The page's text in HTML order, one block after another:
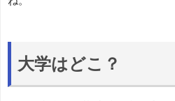
大学はどこ？